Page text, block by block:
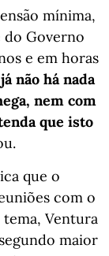
mínima,
do Governo
e em horas
não há nada
nem com
que isto
que o
com o
Ventura
maior